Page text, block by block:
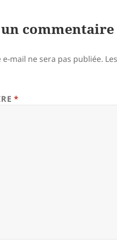
commentaire
mail ne sera pas publiée.
*